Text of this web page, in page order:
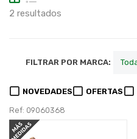
2 resultados
FILTRAR POR MARCA:
NOVEDADES OFERTAS
Ref: 09060368